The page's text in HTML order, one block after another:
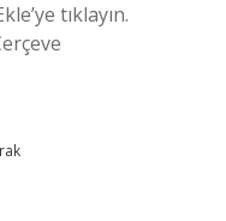
tıklayın.